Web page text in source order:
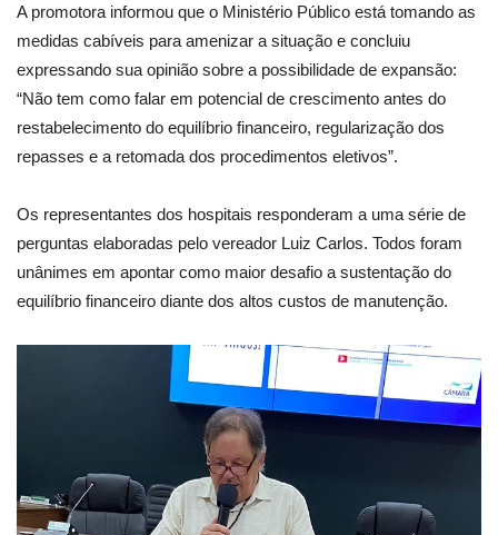
A promotora informou que o Ministério Público está tomando as
medidas cabíveis para amenizar a situação e concluiu
expressando sua opinião sobre a possibilidade de expansão:
“Não tem como falar em potencial de crescimento antes do
restabelecimento do equilíbrio financeiro, regularização dos
repasses e a retomada dos procedimentos eletivos”.
Os representantes dos hospitais responderam a uma série de
perguntas elaboradas pelo vereador Luiz Carlos. Todos foram
unânimes em apontar como maior desafio a sustentação do
equilíbrio financeiro diante dos altos custos de manutenção.